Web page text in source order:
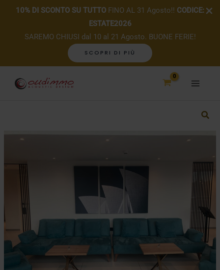
10% DI SCONTO SU TUTTO FINO AL 31 Agosto!! CODICE:
ESTATE2026
SAREMO CHIUSI dal 10 al 21 Agosto. BUONE FERIE!
SCOPRI DI PIÙ